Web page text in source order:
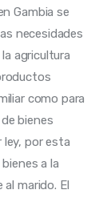
Gambia se
necesidades
agricultura
como para
bienes
por esta
a la
marido. El